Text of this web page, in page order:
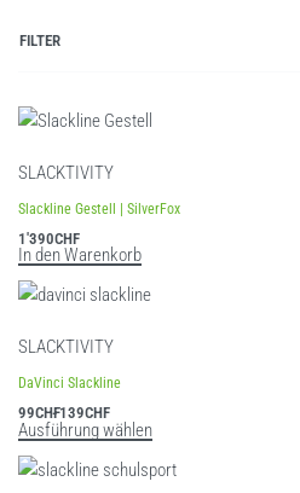
FILTER
SLACKTIVITY
Slackline Gestell | SilverFox
1'390CHF
In den Warenkorb
SLACKTIVITY
DaVinci Slackline
99CHF139CHF
Ausführung wählen